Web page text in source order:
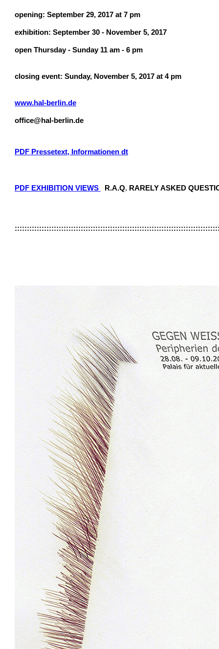
opening: September 29, 2017 at 7 pm
exhibition: September 30 - November 5, 2017
open Thursday - Sunday 11 am - 6 pm
closing event: Sunday, November 5, 2017 at 4 pm
www.hal-berlin.de
office@hal-berlin.de
PDF Pressetext, Informationen dt
PDF EXHIBITION VIEWS R.A.Q. RARELY ASKED